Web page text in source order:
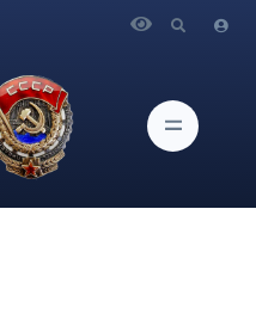
России А.А.Данельян
международного
развитие России: